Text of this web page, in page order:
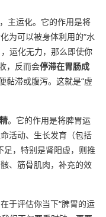
主运化。它的作用是将
为可以被身体利用的“水
运化无力，那么即使你
，反而会停滞在胃肠成
黏滞或腹泻。这就是“虚
。它的作用是将脾胃运
活动、生长发育（包括
足，特别是肾阳虚，则推
、筋骨肌肉，补充的效
于评估你当下“脾胃的运